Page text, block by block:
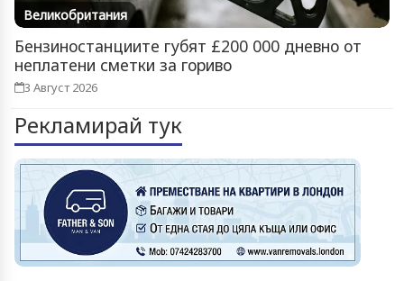
Великобритания
Бензиностанциите губят £200 000 дневно от
неплатени сметки за гориво
3 Август 2026
Рекламирай тук